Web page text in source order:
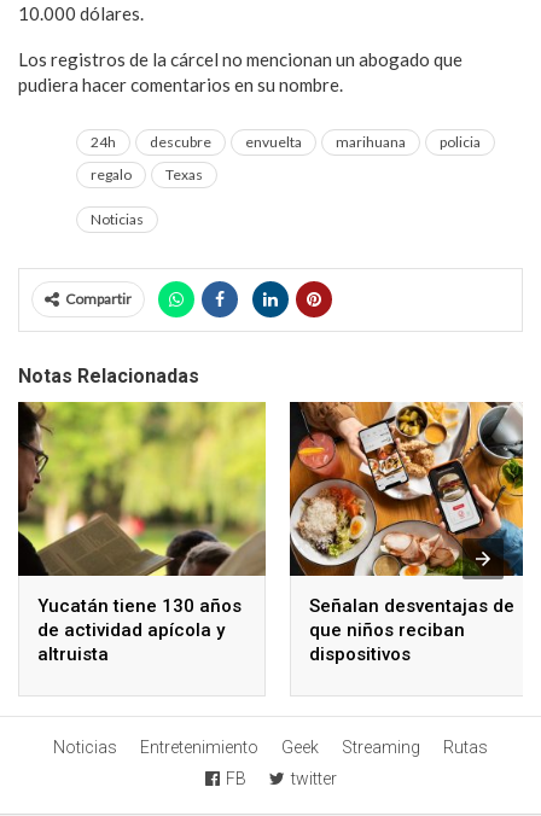
10.000 dólares.
Los registros de la cárcel no mencionan un abogado que
pudiera hacer comentarios en su nombre.
24h descubre envuelta marihuana
policia
regalo
Texas
Noticias
Compartir
Notas Relacionadas
Yucatán tiene 130 años
de actividad apícola y
altruista
Señalan desventajas de
que niños reciban
dispositivos
Noticias Entretenimiento Geek Streaming
Rutas
FB
twitter